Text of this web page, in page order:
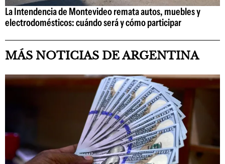
La Intendencia de Montevideo remata autos, muebles y
electrodomésticos: cuándo será y cómo participar
MÁS NOTICIAS DE ARGENTINA